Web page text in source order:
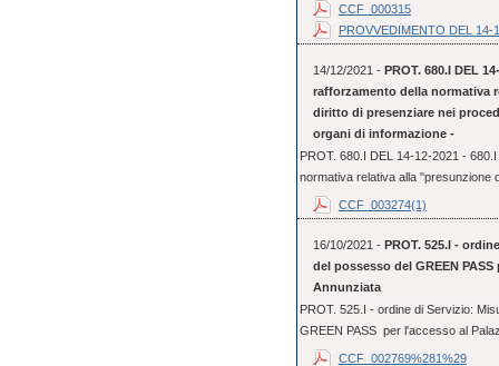
CCF_000315
PROVVEDIMENTO DEL 14-
14/12/2021 - PROT. 680.I DEL
rafforzamento della normativa
diritto di presenziare nei
organi di informazione -
PROT. 680.I DEL 14-12-2021 -
normativa relativa alla "presunzione
CCF_003274(1)
16/10/2021 - PROT. 525.I -
del possesso del GREEN
Annunziata
PROT. 525.I - ordine di Servizio:
GREEN PASS per l'accesso al
CCF_002769%281%29